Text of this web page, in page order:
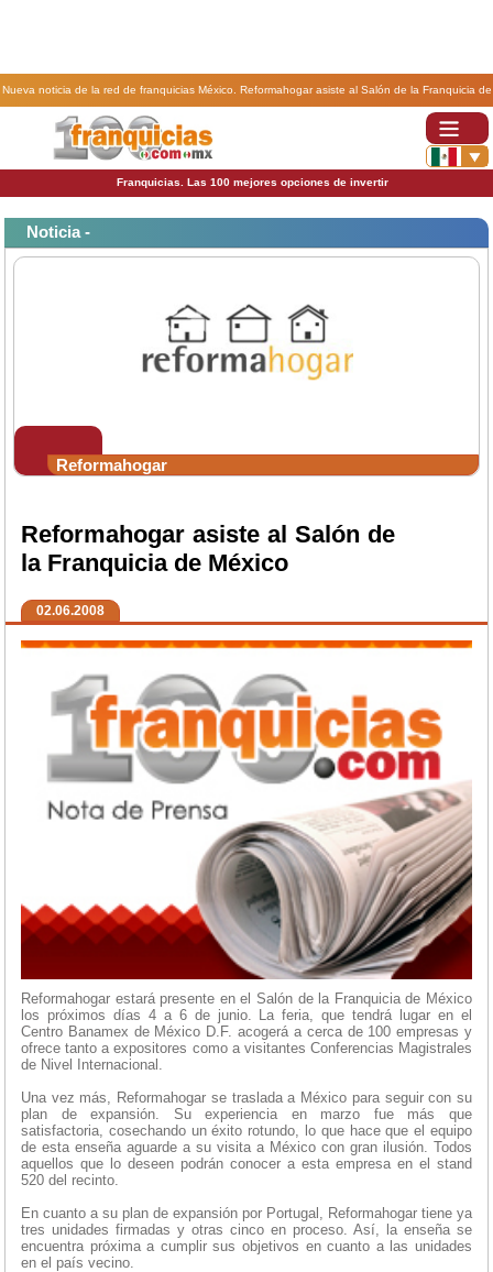
Nueva noticia de la red de franquicias México. Reformahogar asiste al Salón de la Franquicia de
Franquicias. Las 100 mejores opciones de invertir
Noticia -
Reformahogar
Reformahogar asiste al Salón de
la Franquicia de México
02.06.2008
Reformahogar estará presente en el Salón de la Franquicia de México
los próximos días 4 a 6 de junio. La feria, que tendrá lugar en el
Centro Banamex de México D.F. acogerá a cerca de 100 empresas y
ofrece tanto a expositores como a visitantes Conferencias Magistrales
de Nivel Internacional.
Una vez más, Reformahogar se traslada a México para seguir con su
plan de expansión. Su experiencia en marzo fue más que
satisfactoria, cosechando un éxito rotundo, lo que hace que el equipo
de esta enseña aguarde a su visita a México con gran ilusión. Todos
aquellos que lo deseen podrán conocer a esta empresa en el stand
520 del recinto.
En cuanto a su plan de expansión por Portugal, Reformahogar tiene ya
tres unidades firmadas y otras cinco en proceso. Así, la enseña se
encuentra próxima a cumplir sus objetivos en cuanto a las unidades
en el país vecino.